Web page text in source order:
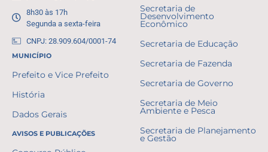
8h30 às 17h
Segunda a sexta-feira
CNPJ: 28.909.604/0001-74
MUNICÍPIO
Prefeito e Vice Prefeito
História
Dados Gerais
AVISOS E PUBLICAÇÕES
Secretaria de
Desenvolvimento
Econômico
Secretaria de Educação
Secretaria de Fazenda
Secretaria de Governo
Secretaria de Meio
Ambiente e Pesca
Secretaria de Planejamento
e Gestão